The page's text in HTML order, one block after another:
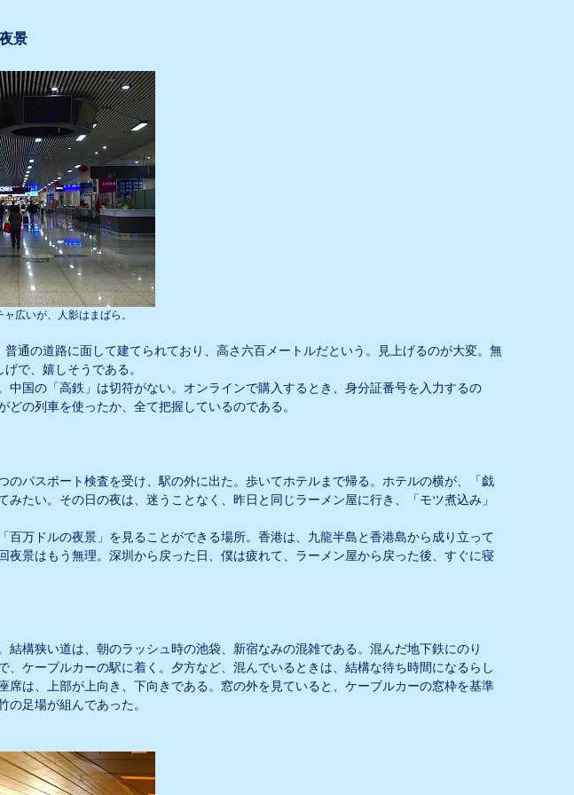
景
広いが、人影はまばら。
通の道路に面して建てられており、高さ六百メートルだという。見上げるのが大変。無
で、嬉しそうである。
国の「高鉄」は切符がない。オンラインで購入するとき、身分証番号を入力するの
の列車を使ったか、全て把握しているのである。
パスポート検査を受け、駅の外に出た。歩いてホテルまで帰る。ホテルの横が、「戯
たい。その日の夜は、迷うことなく、昨日と同じラーメン屋に行き、「モツ煮込み」
万ドルの夜景」を見ることができる場所。香港は、九龍半島と香港島から成り立って
景はもう無理。深圳から戻った日、僕は疲れて、ラーメン屋から戻った後、すぐに寝
構狭い道は、朝のラッシュ時の池袋、新宿なみの混雑である。混んだ地下鉄にのり
ケーブルカーの駅に着く。夕方など、混んでいるときは、結構な待ち時間になるらし
は、上部が上向き、下向きである。窓の外を見ていると、ケーブルカーの窓枠を基準
足場が組んであった。